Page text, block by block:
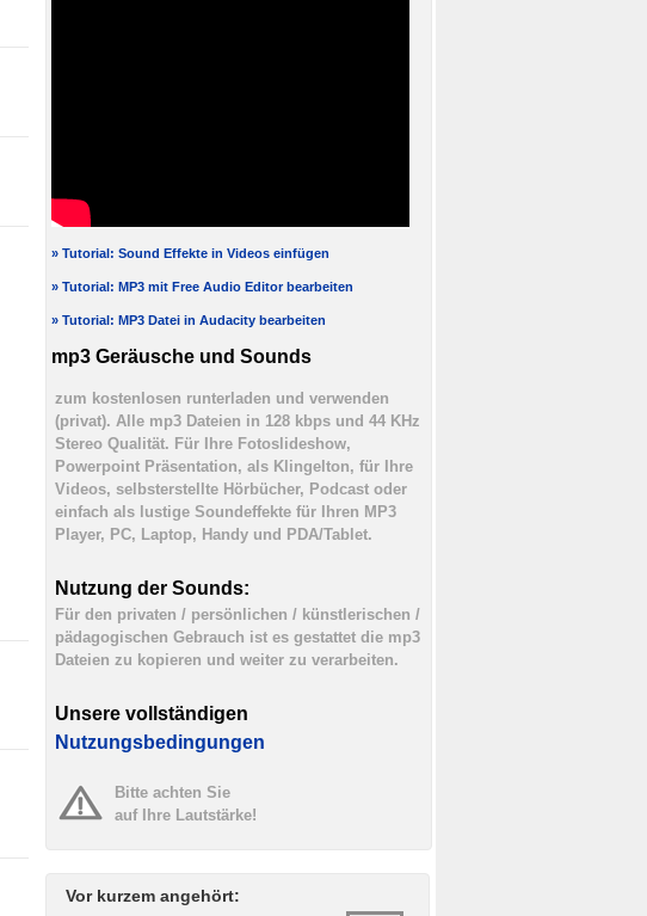
» Tutorial: Sound Effekte in Videos einfügen
» Tutorial: MP3 mit Free Audio Editor bearbeiten
» Tutorial: MP3 Datei in Audacity bearbeiten
mp3 Geräusche und Sounds
zum kostenlosen runterladen und verwenden
(privat). Alle mp3 Dateien in 128 kbps und 44 KHz
Stereo Qualität. Für Ihre Fotoslideshow,
Powerpoint Präsentation, als Klingelton, für Ihre
Videos, selbsterstellte Hörbücher, Podcast oder
einfach als lustige Soundeffekte für Ihren MP3
Player, PC, Laptop, Handy und PDA/Tablet.
Nutzung der Sounds:
Für den privaten / persönlichen / künstlerischen /
pädagogischen Gebrauch ist es gestattet die mp3
Dateien zu kopieren und weiter zu verarbeiten.
Unsere vollständigen
Nutzungsbedingungen
Bitte achten Sie
auf Ihre Lautstärke!
Vor kurzem angehört: